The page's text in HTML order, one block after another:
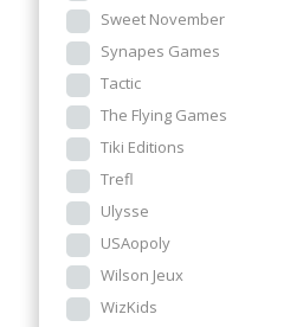
Sweet November
Synapes Games
Tactic
The Flying Games
Tiki Editions
Trefl
Ulysse
USAopoly
Wilson Jeux
WizKids